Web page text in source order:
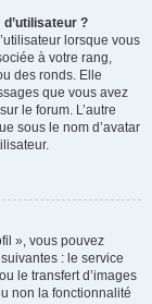
?
lorsque vous
à votre rang,
des ronds. Elle
que vous avez
le forum. L’autre
sous le nom d’avatar
», vous pouvez
: le service
le transfert d’images
non la fonctionnalité